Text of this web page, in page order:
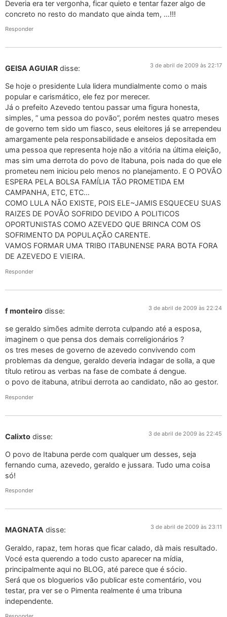
Deveria era ter vergonha, ficar quieto e tentar fazer algo de
concreto no resto do mandato que ainda tem, …!!!
Responder
GEISA AGUIAR disse: 3 de abril de 2009 às 22:17
Se hoje o presidente Lula lidera mundialmente como o mais
popular e carismático, ele fez por merecer.
Já o prefeito Azevedo tentou passar uma figura honesta,
simples, ” uma pessoa do povão”, porém nestes quatro meses
de governo tem sido um fiasco, seus eleitores já se arrependeu
amargamente pela responsabilidade e anseios depositada em
uma pessoa que representa hoje não a vitória na última eleição,
mas sim uma derrota do povo de Itabuna, pois nada do que ele
prometeu nem iniciou pelo menos no planejamento. E O POVÃO
ESPERA PELA BOLSA FAMÍLIA TÃO PROMETIDA EM
CAMPANHA, ETC, ETC…
COMO LULA NÃO EXISTE, POIS ELE~JAMIS ESQUECEU SUAS
RAIZES DE POVÃO SOFRIDO DEVIDO A POLITICOS
OPORTUNISTAS COMO AZEVEDO QUE BRINCA COM OS
SOFRIMENTO DA POPULAÇÃO CARENTE.
VAMOS FORMAR UMA TRIBO ITABUNENSE PARA BOTA FORA
DE AZEVEDO E VIEIRA.
Responder
f monteiro disse: 3 de abril de 2009 às 22:24
se geraldo simões admite derrota culpando até a esposa,
imaginem o que pensa dos demais correligionários ?
os tres meses de governo de azevedo convivendo com
problemas da dengue, geraldo deveria indagar de solla, a que
título retirou as verbas na fase de combate á dengue.
o povo de itabuna, atribui derrota ao candidato, não ao gestor.
Responder
Calixto disse: 3 de abril de 2009 às 22:45
O povo de Itabuna perde com qualquer um desses, seja
fernando cuma, azevedo, geraldo e jussara. Tudo uma coisa
só!
Responder
MAGNATA disse: 3 de abril de 2009 às 23:11
Geraldo, rapaz, tem horas que ficar calado, dà mais resultado.
Vocé esta querendo a todo custo aparecer na mídia,
principalmente aqui no BLOG, até parece que é sócio.
Será que os bloguerios vão publicar este comentário, vou
testar, pra ver se o Pimenta realmente é uma tribuna
independente.